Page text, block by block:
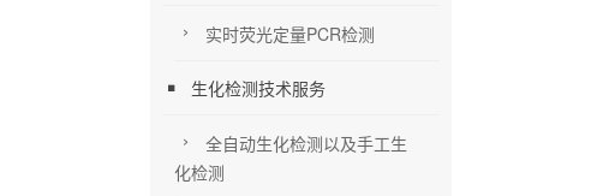
实时荧光定量PCR检测
生化检测技术服务
全自动生化检测以及手工生
化检测